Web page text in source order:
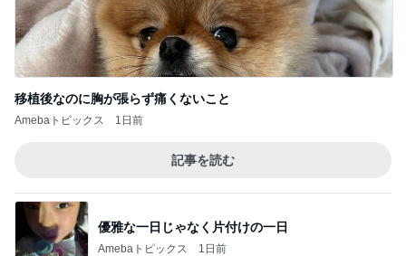
移植後なのに胸が張らず痛くないこと
Amebaトピックス 1日前
記事を読む
優雅な一日じゃなく片付けの一日
Amebaトピックス 1日前